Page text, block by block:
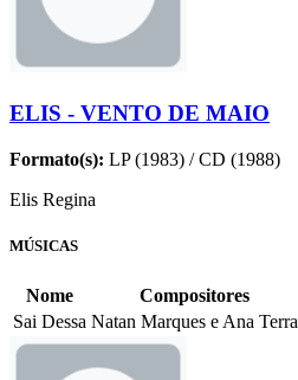
ELIS - VENTO DE MAIO
Formato(s): LP (1983) / CD (1988)
Elis Regina
MÚSICAS
Nome
Compositores
Sai Dessa Natan Marques e Ana Terra